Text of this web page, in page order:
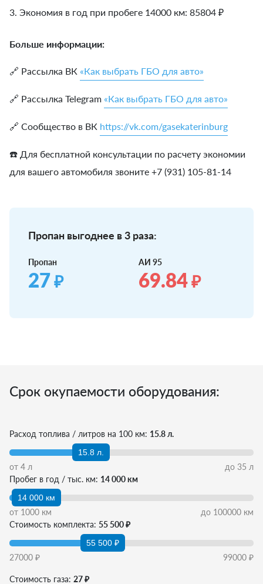
3. Экономия в год при пробеге 14000 км: 85804 ₽
Больше информации:
🔗 Рассылка ВК «Как выбрать ГБО для авто»
🔗 Рассылка Telegram «Как выбрать ГБО для авто»
🔗 Сообщество в ВК https://vk.com/gasekaterinburg
☎️ Для бесплатной консультации по расчету экономии
для вашего автомобиля звоните +7 (931) 105-81-14
Пропан выгоднее в 3 раза:
Пропан
27₽
АИ 95
69.84₽
Срок окупаемости оборудования:
Расход топлива / литров на 100 км: 15.8 л.
15.8 л.
от 4 л до 35 л
Пробег в год / тыс. км: 14 000 км
14 000 км
от 1000 км до 100000 км
Стоимость комплекта: 55 500 ₽
55 500 ₽
27000 ₽ 99000 ₽
Стоимость газа: 27 ₽